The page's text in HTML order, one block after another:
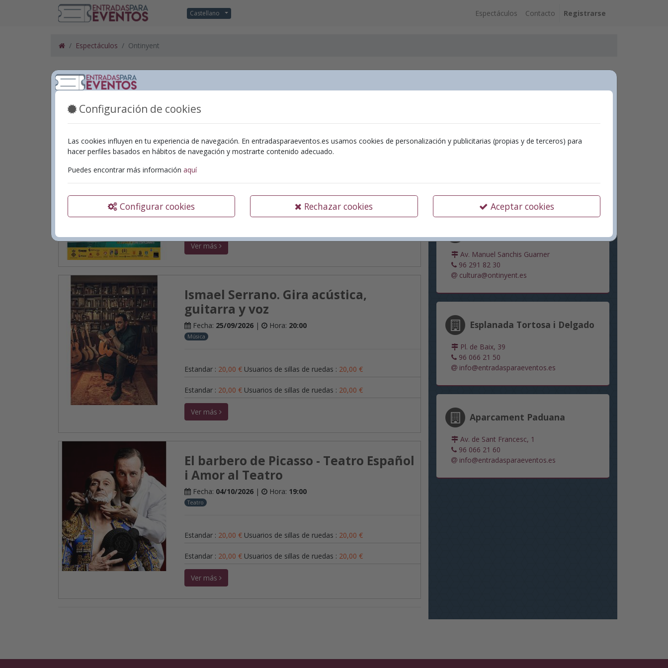
Configuración de cookies
Las cookies influyen en tu experiencia de navegación. En entradasparaeventos.es usamos cookies de personalización y publicitarias (propias y de terceros) para
hacer perfiles basados en hábitos de navegación y mostrarte contenido adecuado.
Puedes encontrar más información aquí
Configurar cookies Rechazar cookies Aceptar cookies
Castellano Espectáculos Contacto Registrarse
Espectáculos Ontinyent
Programación
Espectáculos en Ontinyent
Garfio i el llegat de Peter Pan de JM
Gestión Teatral
Ver más
Ismael Serrano. Gira acústica,
guitarra y voz
Fecha: 25/09/2026| Hora: 20:00
Música
Estandar : 20,00 € Usuarios de sillas de ruedas : 20,00 €
Estandar : 20,00 € Usuarios de sillas de ruedas : 20,00 €
Ver más
El barbero de Picasso - Teatro Español
i Amor al Teatro
Fecha: 04/10/2026| Hora: 19:00
Teatro
Estandar : 20,00 € Usuarios de sillas de ruedas : 20,00 €
Estandar : 20,00 € Usuarios de sillas de ruedas : 20,00 €
Ver más
Ubicaciones
Teatre Echegaray
cultura@ontinyent.es
Av. Manuel Sanchis Guarner
96 291 82 30
cultura@ontinyent.es
Esplanada Tortosa i Delgado
Pl. de Baix, 39
96 066 21 50
info@entradasparaeventos.es
Aparcament Paduana
Av. de Sant Francesc, 1
96 066 21 60
info@entradasparaeventos.es